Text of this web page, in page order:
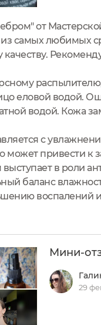
от
самых любимых
качеству.
еловой водой.
водой. Кожа
с
может привести к
в роли
баланс
Мини-
29